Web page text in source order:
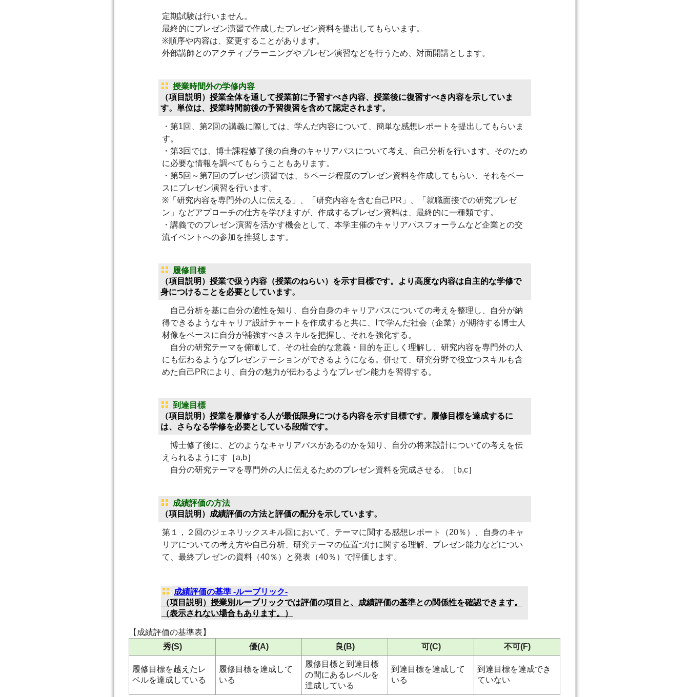
定期試験は行いません。
最終的にプレゼン演習で作成したプレゼン資料を提出してもらいます。
※順序や内容は、変更することがあります。
外部講師とのアクティブラーニングやプレゼン演習などを行うため、対面開講とします。
授業時間外の学修内容
（項目説明）授業全体を通して授業前に予習すべき内容、授業後に復習すべき内容を示していま
す。単位は、授業時間前後の予習復習を含めて認定されます。
・第1回、第2回の講義に際しては、学んだ内容について、簡単な感想レポートを提出してもらいま
す。
・第3回では、博士課程修了後の自身のキャリアパスについて考え、自己分析を行います。そのため
に必要な情報を調べてもらうこともあります。
・第5回～第7回のプレゼン演習では、５ページ程度のプレゼン資料を作成してもらい、それをベー
スにプレゼン演習を行います。
※「研究内容を専門外の人に伝える」、「研究内容を含む自己PR」、「就職面接での研究プレゼ
ン」などアプローチの仕方を学びますが、作成するプレゼン資料は、最終的に一種類です。
・講義でのプレゼン演習を活かす機会として、本学主催のキャリアパスフォーラムなど企業との交
流イベントへの参加を推奨します。
履修目標
（項目説明）授業で扱う内容（授業のねらい）を示す目標です。より高度な内容は自主的な学修で
身につけることを必要としています。
自己分析を基に自分の適性を知り、自分自身のキャリアパスについての考えを整理し、自分が納
得できるようなキャリア設計チャートを作成すると共に、Ⅰで学んだ社会（企業）が期待する博士人
材像をベースに自分が補強すべきスキルを把握し、それを強化する。
自分の研究テーマを俯瞰して、その社会的な意義・目的を正しく理解し、研究内容を専門外の人
にも伝わるようなプレゼンテーションができるようになる。併せて、研究分野で役立つスキルも含
めた自己PRにより、自分の魅力が伝わるようなプレゼン能力を習得する。
到達目標
（項目説明）授業を履修する人が最低限身につける内容を示す目標です。履修目標を達成するに
は、さらなる学修を必要としている段階です。
博士修了後に、どのようなキャリアパスがあるのかを知り、自分の将来設計についての考えを伝
えられるようにす［a,b］
自分の研究テーマを専門外の人に伝えるためのプレゼン資料を完成させる。［b,c］
成績評価の方法
（項目説明）成績評価の方法と評価の配分を示しています。
第１，２回のジェネリックスキル回において、テーマに関する感想レポート（20％）、自身のキャ
リアについての考え方や自己分析、研究テーマの位置づけに関する理解、プレゼン能力などについ
て、最終プレゼンの資料（40％）と発表（40％）で評価します。
成績評価の基準 -ルーブリック-
（項目説明）授業別ルーブリックでは評価の項目と、成績評価の基準との関係性を確認できます。
（表示されない場合もあります。）
【成績評価の基準表】
秀(S)
優(A) 良(B) 可(C) 不可(F)
履修目標を越えたレ
ベルを達成している
履修目標を達成して
いる
履修目標と到達目標
の間にあるレベルを
達成している
到達目標を達成して
いる
到達目標を達成でき
ていない